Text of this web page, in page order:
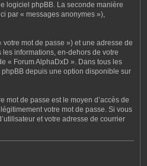
logiciel phpBB. La seconde manière
par « messages anonymes »),
mot de passe ») et une adresse de
informations, en-dehors de votre
« Forum AlphaDxD ». Dans tous les
depuis une option disponible sur
mot de passe est le moyen d’accès de
votre mot de passe. Si vous
et votre adresse de courrier